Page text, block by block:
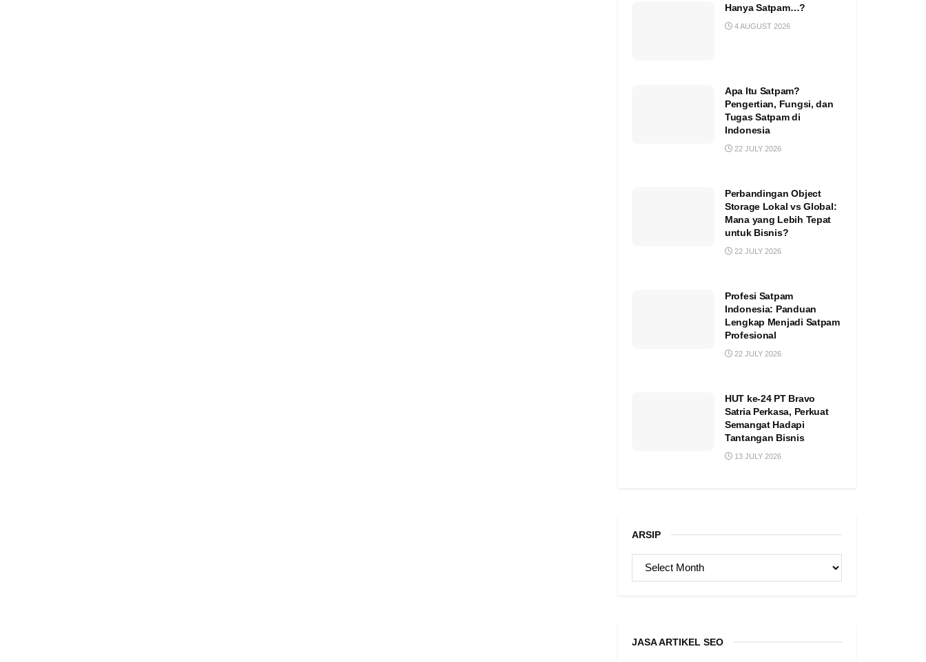
Hanya Satpam…?
4 AUGUST 2026
Apa Itu Satpam?
Pengertian, Fungsi, dan
Tugas Satpam di
Indonesia
22 JULY 2026
Perbandingan Object
Storage Lokal vs Global:
Mana yang Lebih Tepat
untuk Bisnis?
22 JULY 2026
Profesi Satpam
Indonesia: Panduan
Lengkap Menjadi Satpam
Profesional
22 JULY 2026
HUT ke-24 PT Bravo
Satria Perkasa, Perkuat
Semangat Hadapi
Tantangan Bisnis
13 JULY 2026
ARSIP
ARSIP
JASA ARTIKEL SEO